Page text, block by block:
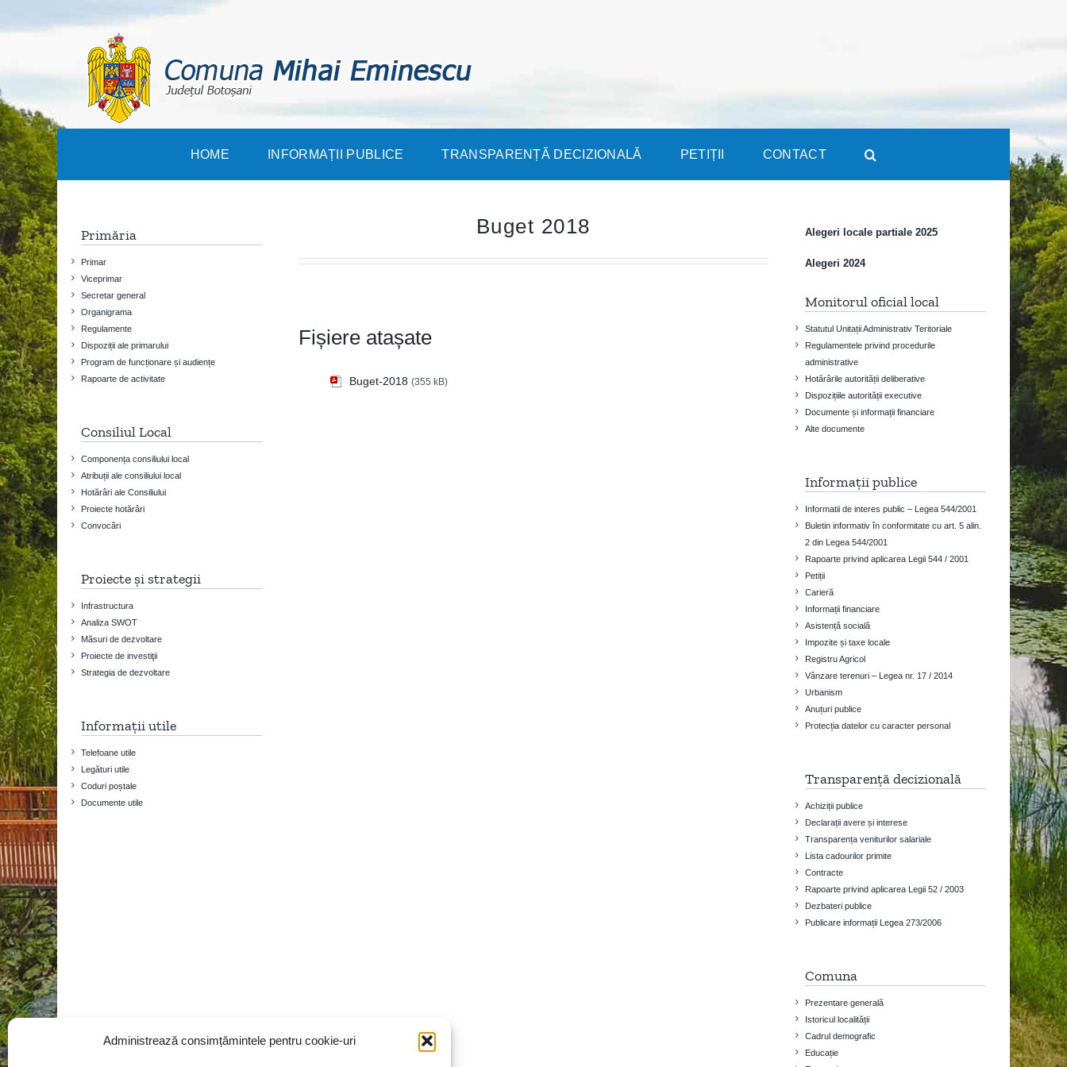
Administrează consimțămintele pentru cookie-uri
HOME INFORMAȚII PUBLICE TRANSPARENȚĂ DECIZIONALĂ PETIȚII CONTACT
Buget 2018
Fișiere atașate
Buget-2018 (355 kB)
Primăria
Primar
Viceprimar
Secretar general
Organigrama
Regulamente
Dispoziții ale primarului
Program de funcționare și audiențe
Rapoarte de activitate
Consiliul Local
Componența consiliului local
Atribuții ale consiliului local
Hotărâri ale Consiliului
Proiecte hotărâri
Convocări
Proiecte și strategii
Infrastructura
Analiza SWOT
Măsuri de dezvoltare
Proiecte de investiţii
Strategia de dezvoltare
Informații utile
Telefoane utile
Legături utile
Coduri poștale
Documente utile
Alegeri locale partiale 2025
Alegeri 2024
Monitorul oficial local
Statutul Unitații Administrativ Teritoriale
Regulamentele privind procedurile
administrative
Hotărârile autorității deliberative
Dispozițiile autorității executive
Documente și informații financiare
Alte documente
Informații publice
Informatii de interes public – Legea 544/2001
Buletin informativ în conformitate cu art. 5 alin.
2 din Legea 544/2001
Rapoarte privind aplicarea Legii 544 / 2001
Petiții
Carieră
Informații financiare
Asistență socială
Impozite și taxe locale
Registru Agricol
Vânzare terenuri – Legea nr. 17 / 2014
Urbanism
Anuțuri publice
Protecția datelor cu caracter personal
Transparență decizională
Achiziții publice
Declarații avere și interese
Transparența veniturilor salariale
Lista cadourilor primite
Contracte
Rapoarte privind aplicarea Legii 52 / 2003
Dezbateri publice
Publicare informații Legea 273/2006
Comuna
Prezentare generală
Istoricul localității
Cadrul demografic
Educație